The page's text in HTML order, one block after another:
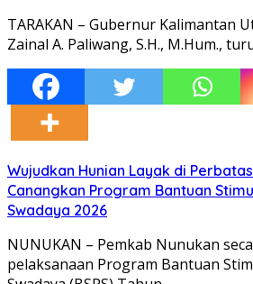
TARAKAN – Gubernur Kalimantan
Zainal A. Paliwang, S.H., M.Hum.,
Wujudkan Hunian Layak di
Canangkan Program Bantuan
Swadaya 2026
NUNUKAN – Pemkab Nunukan
pelaksanaan Program Bantuan